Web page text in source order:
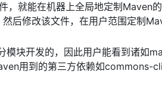
，就能在机器上全局地定制Maven
后修改该文件，在用户范围定制
模块开发的，因此用户能看到诸如
用到的第三方依赖如commons-